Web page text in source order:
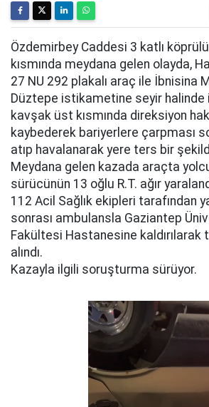
Özdemirbey Caddesi 3 katlı
kısmında meydana gelen olayda,
27 NU 292 plakalı araç ile İbnisina
Düztepe istikametine seyir halinde
kavşak üst kısmında direksiyon
kaybederek bariyerlere çarpması
atıp havalanarak yere ters bir
Meydana gelen kazada araçta
sürücünün 13 oğlu R.T. ağır
112 Acil Sağlık ekipleri tarafından
sonrası ambulansla Gaziantep
Fakültesi Hastanesine kaldırılarak
alındı.
Kazayla ilgili soruşturma sürüyor.